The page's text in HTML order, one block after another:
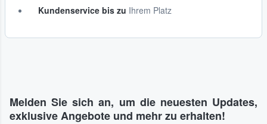
Kundenservice bis zu Ihrem Platz
Melden Sie sich an, um die neuesten Updates,
exklusive Angebote und mehr zu erhalten!